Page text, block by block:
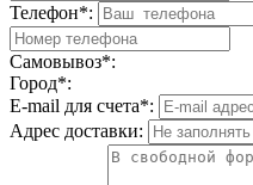
Телефон*:
Самовывоз*:
Город*:
E-mail для счета*:
Адрес доставки: